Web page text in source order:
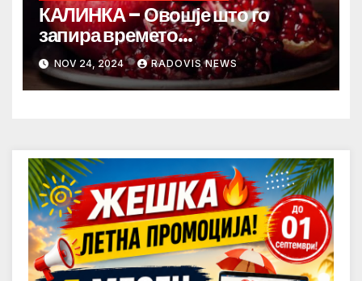
КАЛИНКА – Овошје што го
запира времето…
NOV 24, 2024 RADOVIS NEWS